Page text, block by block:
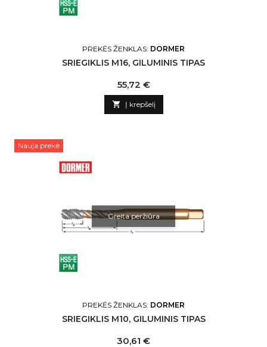
PREKĖS ŽENKLAS: DORMER
SRIEGIKLIS M16, GILUMINIS TIPAS
Kaina
55,72 €
 Į krepšelį
Nauja prekė
Greita peržiūra
PREKĖS ŽENKLAS: DORMER
SRIEGIKLIS M10, GILUMINIS TIPAS
Kaina
30,61 €